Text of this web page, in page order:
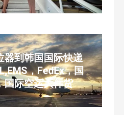
器到韩国国际快递
，FedEx，国
国际空运大件货